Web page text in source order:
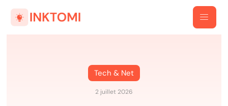
Tech & Net
2 juillet 2026